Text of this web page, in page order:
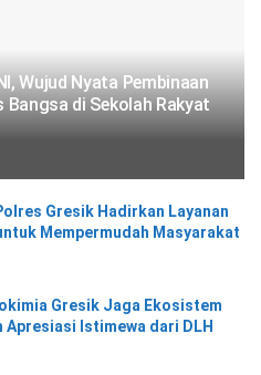
Wujud Nyata Pembinaan
Bangsa di Sekolah Rakyat
Gresik Hadirkan Layanan
Mempermudah Masyarakat
Gresik Jaga Ekosistem
Apresiasi Istimewa dari DLH